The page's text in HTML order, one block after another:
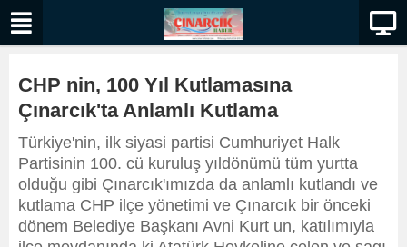
CHP nin, 100 Yıl Kutlamasına
Çınarcık'ta Anlamlı Kutlama
Türkiye'nin, ilk siyasi partisi Cumhuriyet Halk
Partisinin 100. cü kuruluş yıldönümü tüm yurtta
olduğu gibi Çınarcık'ımızda da anlamlı kutlandı ve
kutlama CHP ilçe yönetimi ve Çınarcık bir önceki
dönem Belediye Başkanı Avni Kurt un, katılımıyla